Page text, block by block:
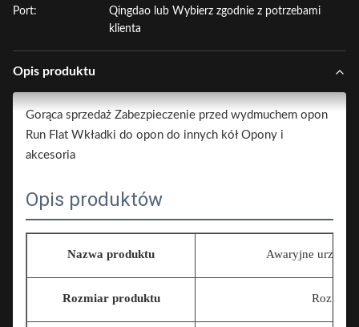
Port:
Qingdao lub Wybierz zgodnie z potrzebami
klienta
Opis produktu
Gorąca sprzedaż Zabezpieczenie przed wydmuchem opon
Run Flat Wkładki do opon do innych kół Opony i
akcesoria
Opis produktów
Nazwa produktu Awaryjne
Rozmiar produktu Rozmiar